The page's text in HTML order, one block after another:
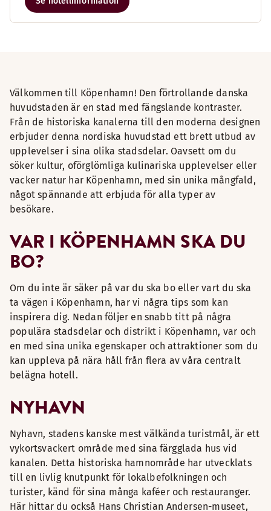
Välkommen till Köpenhamn! Den förtrollande danska
huvudstaden är en stad med fängslande kontraster.
Från de historiska kanalerna till den moderna designen
erbjuder denna nordiska huvudstad ett brett utbud av
upplevelser i sina olika stadsdelar. Oavsett om du
söker kultur, oförglömliga kulinariska upplevelser eller
vacker natur har Köpenhamn, med sin unika mångfald,
något spännande att erbjuda för alla typer av
besökare.
VAR I KÖPENHAMN SKA DU
BO?
Om du inte är säker på var du ska bo eller vart du ska
ta vägen i Köpenhamn, har vi några tips som kan
inspirera dig. Nedan följer en snabb titt på några
populära stadsdelar och distrikt i Köpenhamn, var och
en med sina unika egenskaper och attraktioner som du
kan uppleva på nära håll från flera av våra centralt
belägna hotell.
NYHAVN
Nyhavn, stadens kanske mest välkända turistmål, är ett
vykortsvackert område med sina färgglada hus vid
kanalen. Detta historiska hamnområde har utvecklats
till en livlig knutpunkt för lokalbefolkningen och
turister, känd för sina många kaféer och restauranger.
Här hittar du också Hans Christian Andersen-museet,